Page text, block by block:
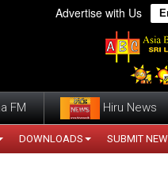
Advertise with Us
FM Hiru News
DOWNLOADS SUBMIT